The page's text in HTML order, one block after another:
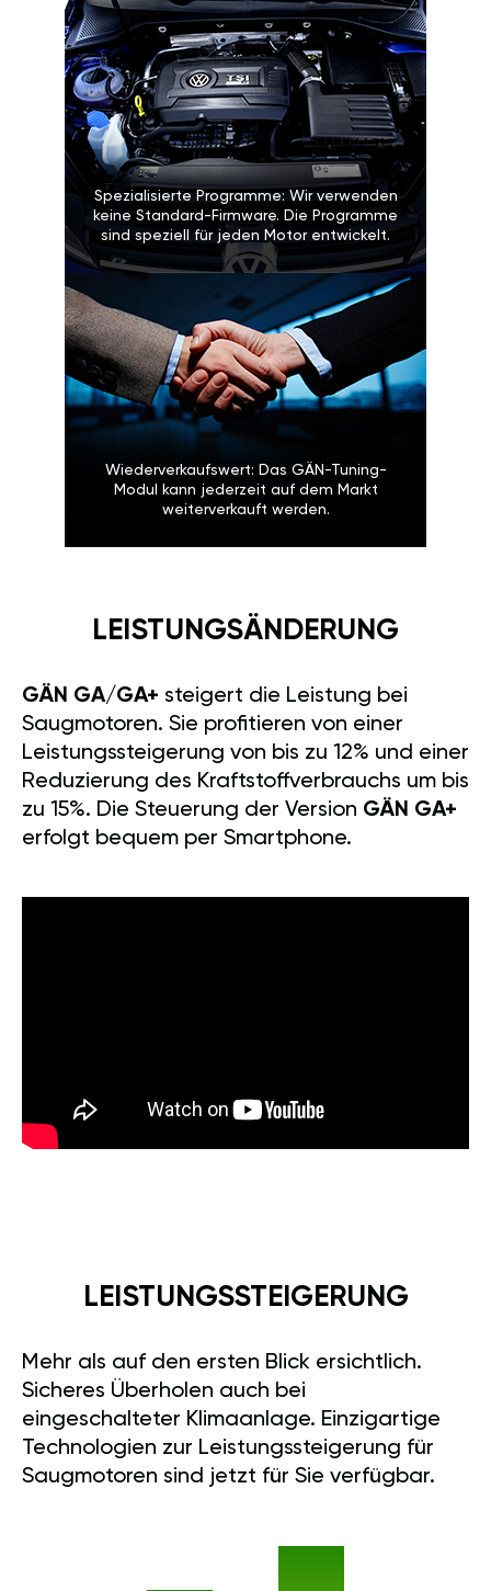
Spezialisierte Programme: Wir verwenden
keine Standard-Firmware. Die Programme
sind speziell für jeden Motor entwickelt.
Wiederverkaufswert: Das GÄN-Tuning-
Modul kann jederzeit auf dem Markt
weiterverkauft werden.
LEISTUNGSÄNDERUNG
GÄN GA/GA+ steigert die Leistung bei
Saugmotoren. Sie profitieren von einer
Leistungssteigerung von bis zu 12% und einer
Reduzierung des Kraftstoffverbrauchs um bis
zu 15%. Die Steuerung der Version GÄN GA+
erfolgt bequem per Smartphone.
LEISTUNGSSTEIGERUNG
Mehr als auf den ersten Blick ersichtlich.
Sicheres Überholen auch bei
eingeschalteter Klimaanlage. Einzigartige
Technologien zur Leistungssteigerung für
Saugmotoren sind jetzt für Sie verfügbar.